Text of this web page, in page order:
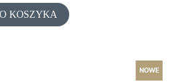
KOSZYKA